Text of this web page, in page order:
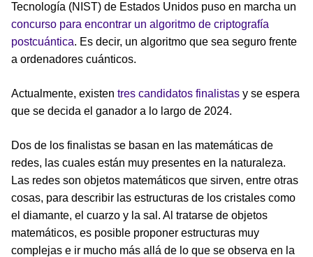
Tecnología (NIST) de Estados Unidos puso en marcha un
concurso para encontrar un algoritmo de criptografía
postcuántica. Es decir, un algoritmo que sea seguro frente
a ordenadores cuánticos.
Actualmente, existen tres candidatos finalistas y se espera
que se decida el ganador a lo largo de 2024.
Dos de los finalistas se basan en las matemáticas de
redes, las cuales están muy presentes en la naturaleza.
Las redes son objetos matemáticos que sirven, entre otras
cosas, para describir las estructuras de los cristales como
el diamante, el cuarzo y la sal. Al tratarse de objetos
matemáticos, es posible proponer estructuras muy
complejas e ir mucho más allá de lo que se observa en la